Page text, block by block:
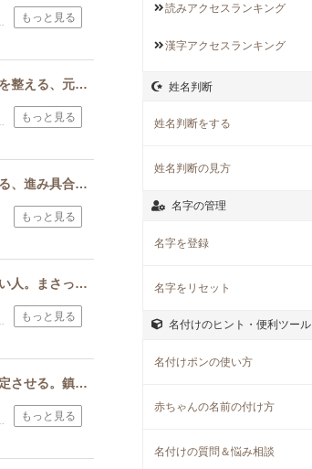
もっと見る
手伝う、助ける。救う。正す、正しくする、ゆがんだものを整える、元に戻す。悪いところを正しく改める。
もっと見る
スポンサードリンク
あるく、あゆむ、前に進む。月日が流れる。物事が進行する、進み具合、進捗、程度、段階。歩き方、進み方。
もっと見る
よい、すぐれている、好ましい、質のよい。優れた人、賢い人。まさっている。富んでいる、豊か。めでたい。おだやか、おとなしい、素直。愛情がある、やさしい。親切に。本当に、実に。
もっと見る
さだまる、さだめる。決める、きまる。落ち着かせる、安定させる。鎮まる、落ち着く。決まり、規則、さだめ。一定に落ち着いて動かないこと。きっと、必ず。さだか、はっきりしている、明らかである。
もっと見る
読みアクセスランキング
漢字アクセス ランキング
姓名判断
姓名判断をする
姓名判断の見方
名字の管理
名字を登録
名字をリセット
名付けのヒント・便利ツール
名付けポンの使い方
赤ちゃんの名前の付け方
名付けの質問＆悩み相談